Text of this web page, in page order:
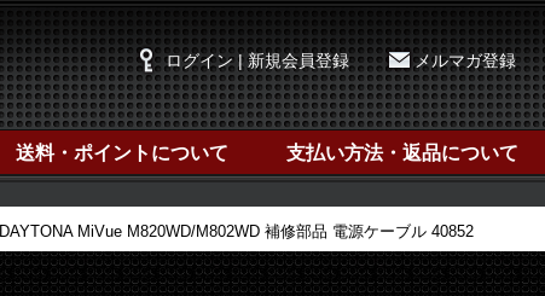
ログイン | 新規会員登録 メルマガ登録
送料・ポイントについて 支払い方法・返品について
DAYTONA MiVue M820WD/M802WD 補修部品 電源ケーブル 40852